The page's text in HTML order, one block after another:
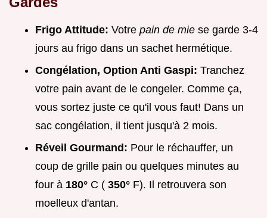
Frigo Attitude: Votre pain de mie se garde 3-4
jours au frigo dans un sachet hermétique.
Congélation, Option Anti Gaspi: Tranchez
votre pain avant de le congeler. Comme ça,
vous sortez juste ce qu'il vous faut! Dans un
sac congélation, il tient jusqu'à 2 mois.
Réveil Gourmand: Pour le réchauffer, un
coup de grille pain ou quelques minutes au
four à 180° C ( 350° F). Il retrouvera son
moelleux d'antan.